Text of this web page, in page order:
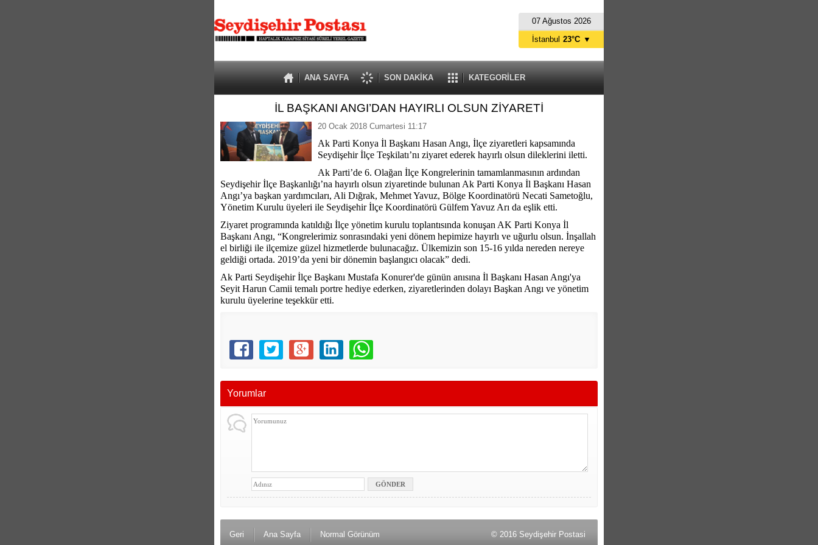
07 Ağustos 2026
ANA SAYFA SON DAKİKA KATEGORİLER
İstanbul 23°C ▼
İL BAŞKANI ANGI’DAN HAYIRLI OLSUN ZİYARETİ
20 Ocak 2018 Cumartesi 11:17
Ak Parti Konya İl Başkanı Hasan Angı, İlçe ziyaretleri kapsamında
Seydişehir İlçe Teşkilatı’nı ziyaret ederek hayırlı olsun dileklerini iletti.
Ak Parti’de 6. Olağan İlçe Kongrelerinin tamamlanmasının ardından
Seydişehir İlçe Başkanlığı’na hayırlı olsun ziyaretinde bulunan Ak Parti Konya İl Başkanı Hasan
Angı’ya başkan yardımcıları, Ali Dığrak, Mehmet Yavuz, Bölge Koordinatörü Necati Sametoğlu,
Yönetim Kurulu üyeleri ile Seydişehir İlçe Koordinatörü Gülfem Yavuz Arı da eşlik etti.
Ziyaret programında katıldığı İlçe yönetim kurulu toplantısında konuşan AK Parti Konya İl
Başkanı Angı, “Kongrelerimiz sonrasındaki yeni dönem hepimize hayırlı ve uğurlu olsun. İnşallah
el birliği ile ilçemize güzel hizmetlerde bulunacağız. Ülkemizin son 15-16 yılda nereden nereye
geldiği ortada. 2019’da yeni bir dönemin başlangıcı olacak” dedi.
Ak Parti Seydişehir İlçe Başkanı Mustafa Konurer'de günün anısına İl Başkanı Hasan Angı'ya
Seyit Harun Camii temalı portre hediye ederken, ziyaretlerinden dolayı Başkan Angı ve yönetim
kurulu üyelerine teşekkür etti.
Yorumlar
Geri Ana Sayfa Normal Görünüm © 2016 Seydişehir Postasi